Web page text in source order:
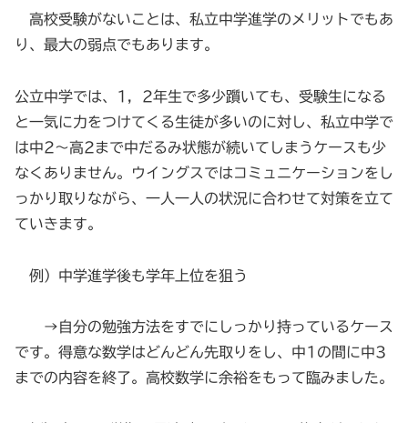
高校受験がないことは、私立中学進学のメリットでもあ
り、最大の弱点でもあります。
公立中学では、1，2年生で多少躓いても、受験生になる
と一気に力をつけてくる生徒が多いのに対し、私立中学で
は中2～高2まで中だるみ状態が続いてしまうケースも少
なくありません。ウイングスではコミュニケーションをし
っかり取りながら、一人一人の状況に合わせて対策を立て
ていきます。
例）中学進学後も学年上位を狙う
→自分の勉強方法をすでにしっかり持っているケース
です。得意な数学はどんどん先取りをし、中1の間に中3
までの内容を終了。高校数学に余裕をもって臨みました。